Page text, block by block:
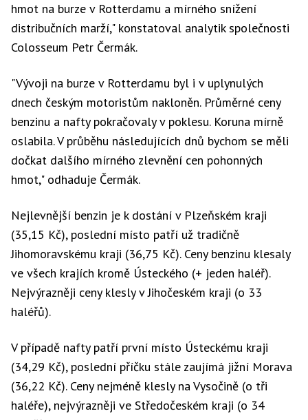
hmot na burze v Rotterdamu a mírného snížení
distribučních marží," konstatoval analytik společnosti
Colosseum Petr Čermák.
"Vývoji na burze v Rotterdamu byl i v uplynulých
dnech českým motoristům nakloněn. Průměrné ceny
benzinu a nafty pokračovaly v poklesu. Koruna mírně
oslabila. V průběhu následujících dnů bychom se měli
dočkat dalšího mírného zlevnění cen pohonných
hmot," odhaduje Čermák.
Nejlevnější benzin je k dostání v Plzeňském kraji
(35,15 Kč), poslední místo patří už tradičně
Jihomoravskému kraji (36,75 Kč). Ceny benzinu klesaly
ve všech krajích kromě Ústeckého (+ jeden haléř).
Nejvýrazněji ceny klesly v Jihočeském kraji (o 33
haléřů).
V případě nafty patří první místo Ústeckému kraji
(34,29 Kč), poslední příčku stále zaujímá jižní Morava
(36,22 Kč). Ceny nejméně klesly na Vysočině (o tři
haléře), nejvýrazněji ve Středočeském kraji (o 34